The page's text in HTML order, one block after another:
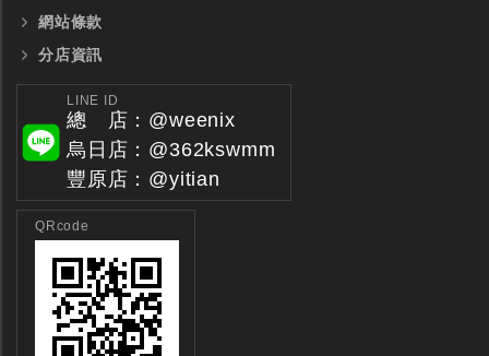
網站條款
分店資訊
LINE ID
總 店：@weenix
烏日店：@362kswmm
豐原店：@yitian
QRcode